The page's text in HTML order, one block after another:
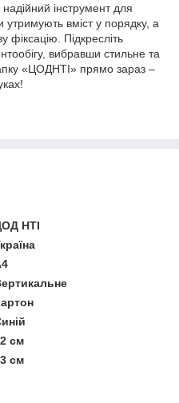
інструмент для
вміст у порядку, а
фіксацію. Підкресліть
вибравши стильне та
«ЦОДНТІ» прямо зараз –
НТІ
см
см